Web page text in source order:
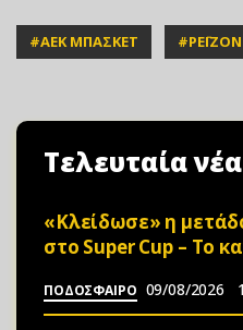
#ΑΕΚ ΜΠΑΣΚΕΤ #
Τελευταία νέα
«Κλείδωσε» η
στο Super Cup – Το
ΠΟΔΟΣΦΑΙΡΟ 09/08/2026